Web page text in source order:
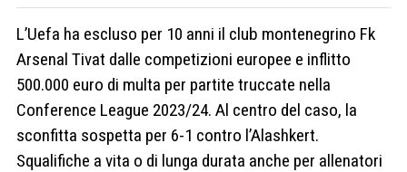
L’Uefa ha escluso per 10 anni il club montenegrino Fk
Arsenal Tivat dalle competizioni europee e inflitto
500.000 euro di multa per partite truccate nella
Conference League 2023/24. Al centro del caso, la
sconfitta sospetta per 6-1 contro l’Alashkert.
Squalifiche a vita o di lunga durata anche per allenatori